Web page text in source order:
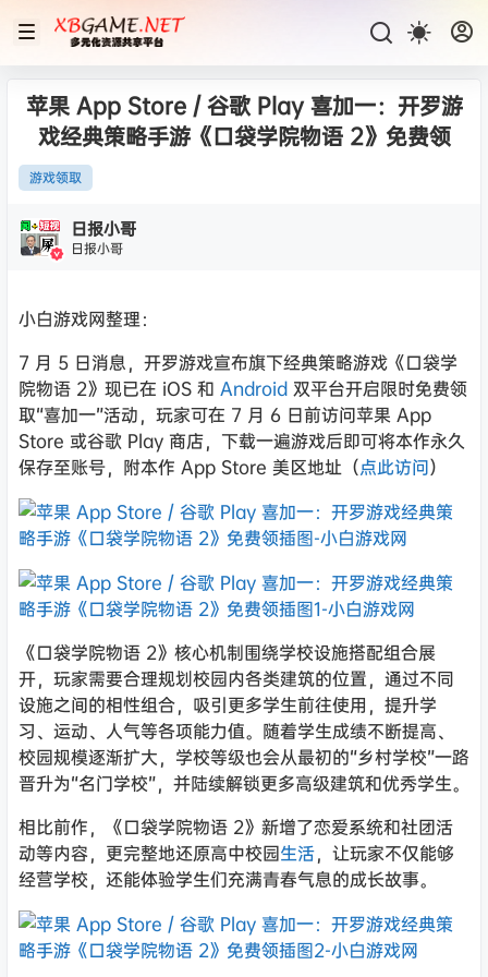
苹果 App Store / 谷歌 Play 喜加一：开罗游
戏经典策略手游《口袋学院物语 2》免费领
游戏领取
日报小哥
日报小哥
小白游戏网整理：
7 月 5 日消息，开罗游戏宣布旗下经典策略游戏《口袋学
院物语 2》现已在 iOS 和 Android 双平台开启限时免费领
取“喜加一”活动，玩家可在 7 月 6 日前访问苹果 App
Store 或谷歌 Play 商店，下载一遍游戏后即可将本作永久
保存至账号，附本作 App Store 美区地址（点此访问）
《口袋学院物语 2》核心机制围绕学校设施搭配组合展
开，玩家需要合理规划校园内各类建筑的位置，通过不同
设施之间的相性组合，吸引更多学生前往使用，提升学
习、运动、人气等各项能力值。随着学生成绩不断提高、
校园规模逐渐扩大，学校等级也会从最初的“乡村学校”一路
晋升为“名门学校”，并陆续解锁更多高级建筑和优秀学生。
相比前作，《口袋学院物语 2》新增了恋爱系统和社团活
动等内容，更完整地还原高中校园生活，让玩家不仅能够
经营学校，还能体验学生们充满青春气息的成长故事。